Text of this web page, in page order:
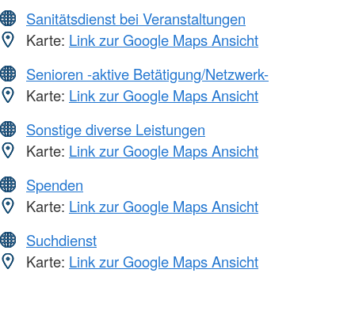
Sanitätsdienst bei Veranstaltungen
Karte: Link zur Google Maps Ansicht
Senioren -aktive Betätigung/Netzwerk-
Karte: Link zur Google Maps Ansicht
Sonstige diverse Leistungen
Karte: Link zur Google Maps Ansicht
Spenden
Karte: Link zur Google Maps Ansicht
Suchdienst
Karte: Link zur Google Maps Ansicht